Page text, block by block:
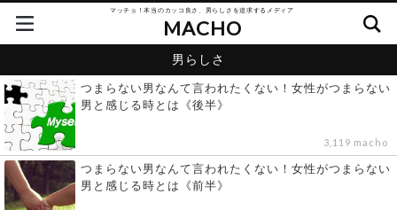
マッチョ！本当のカッコ良さ、男らしさを追求するメディア
MACHO
男らしさ
つまらない男なんて言われたくない！女性がつまらない
男と感じる時とは《後半》
3,119 macho
つまらない男なんて言われたくない！女性がつまらない
男と感じる時とは《前半》